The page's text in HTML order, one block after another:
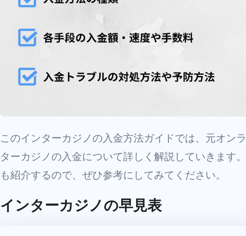
このインターカジノの入金方法ガイドでは、元オン
ターカジノの入金について詳しく解説していきます
も紹介するので、ぜひ参考にしてみてください。
インターカジノの早見表